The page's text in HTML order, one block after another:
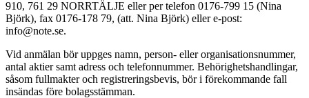
910, 761 29 NORRTÄLJE eller per telefon 0176-799 15 (Nina
Björk), fax 0176-178 79, (att. Nina Björk) eller e-post:
info@note.se.
Vid anmälan bör uppges namn, person- eller organisationsnummer,
antal aktier samt adress och telefonnummer. Behörighetshandlingar,
såsom fullmakter och registreringsbevis, bör i förekommande fall
insändas före bolagsstämman.